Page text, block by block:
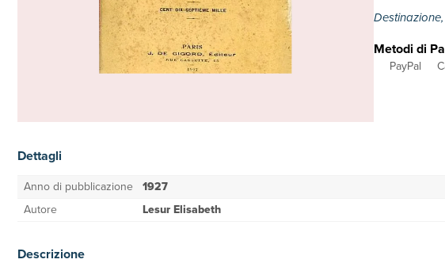
Metodi di
PayPal
Dettagli
Anno di pubblicazione 1927
Autore
Lesur Elisabeth
Descrizione